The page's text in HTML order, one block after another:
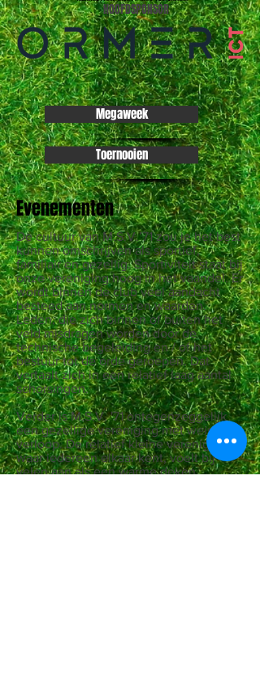
HOOFDSPONSOR
Megaweek
Toernooien
Evenementen
De cultuur van M.S.V.’71 zou je het best
kunnen omschrijven als sportief,
familiair en gezellig. Sportiviteit staat bij
onze vereniging hoog in het vaandel. Er
wordt binnen de club veel aandacht
besteed aan normen en waarden.
Leden, die zich binnen of buiten het
veld misdragen worden door de
technische begeleiding en / of het
bestuur tot de orde geroepen. Dat
vertaalt zich in een relatief laag aantal
schorsingen.
Verder is M.S.V. '71 ontegenzeggelijk
een gezellige vereniging met weinig
verloop. De relatief kleine vereniging,
waar iedereen elkaar kent, voelt bij
velen aan als een warme deken.